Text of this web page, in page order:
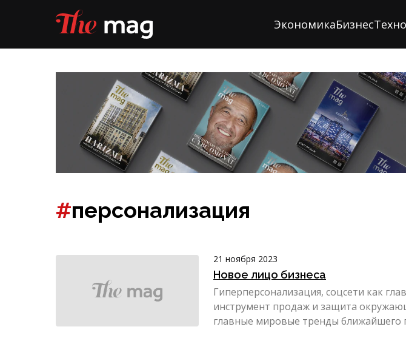
ЭкономикаБизнес
#персонализация
21 ноября 2023
Новое лицо бизнеса
Гиперперсонализация, соцсети как
инструмент продаж и защита
главные мировые тренды ближайшего